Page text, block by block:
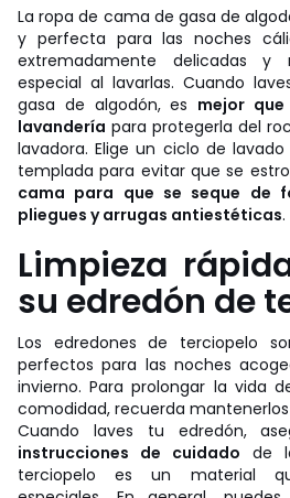
La ropa de cama de gasa de
y perfecta para las noches
extremadamente delicadas y
especial al lavarlas. Cuando
gasa de algodón, es mejor
lavandería para protegerla del
lavadora. Elige un ciclo de
templada para evitar que se
cama para que se seque de
pliegues y arrugas antiestéticas.
Limpieza
su edredón de
Los edredones de terciopelo
perfectos para las noches
invierno. Para prolongar la vida
comodidad, recuerda
Cuando laves tu edredón,
instrucciones de cuidado de
terciopelo es un material